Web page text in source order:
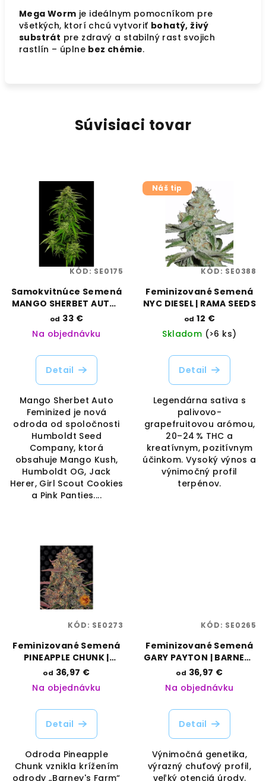
Mega Worm je ideálnym pomocníkom pre
všetkých, ktorí chcú vytvoriť bohatý, živý
substrát pre zdravý a stabilný rast svojich
rastlín – úplne bez chémie.
Súvisiaci tovar
Samokvitnúce Semená
MANGO SHERBET AUTO |
HUMBOLDT SEED
COMPANY
od 33 €
Na objednávku
Detail
Mango Sherbet Auto
Feminized je nová
odroda od spoločnosti
Humboldt Seed
Company, ktorá
obsahuje Mango Kush,
Humboldt OG, Jack
Herer, Girl Scout Cookies
a Pink Panties....
KÓD: SE0175
Náš tip
Feminizované Semená
NYC DIESEL | RAMA SEEDS
od 12 €
Skladom (>6 ks)
Detail
Legendárna sativa s
palivovo-
grapefruitovou arómou,
20–24 % THC a
kreatívnym, pozitívnym
účinkom. Vysoký výnos a
výnimočný profil
terpénov.
KÓD: SE0388
Feminizované Semená
PINEAPPLE CHUNK |
BARNEYS FARM
od 36,97 €
Na objednávku
Detail
Odroda Pineapple
Chunk vznikla krížením
odrody „Barney's Farm“
KÓD: SE0273
Feminizované Semená
GARY PAYTON | BARNEYS
FARM
od 36,97 €
Na objednávku
Detail
Výnimočná genetika,
výrazný chuťový profil,
veľký otenciá úrody.
KÓD: SE0265